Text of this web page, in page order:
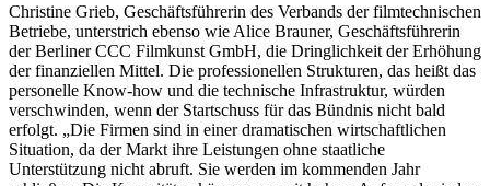
Christine Grieb, Geschäftsführerin des Verbands der filmtechnischen
Betriebe, unterstrich ebenso wie Alice Brauner, Geschäftsführerin
der Berliner CCC Filmkunst GmbH, die Dringlichkeit der Erhöhung
der finanziellen Mittel. Die professionellen Strukturen, das heißt das
personelle Know-how und die technische Infrastruktur, würden
verschwinden, wenn der Startschuss für das Bündnis nicht bald
erfolgt. „Die Firmen sind in einer dramatischen wirtschaftlichen
Situation, da der Markt ihre Leistungen ohne staatliche
Unterstützung nicht abruft. Sie werden im kommenden Jahr